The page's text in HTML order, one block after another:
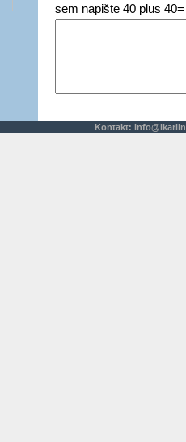
sem napište 40 plus 40=
Kontakt: